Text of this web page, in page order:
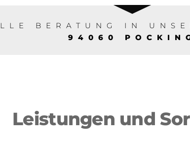
BERATUNG IN
94060
Leistungen und